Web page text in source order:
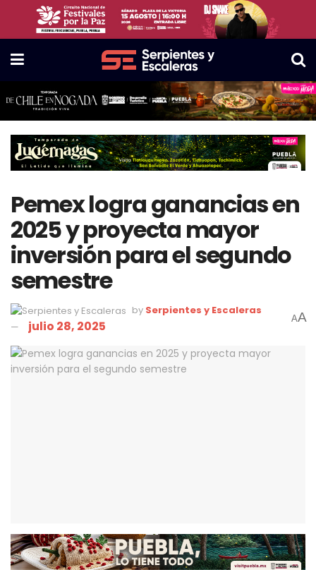
Pemex logra ganancias en
2025 y proyecta mayor
inversión para el segundo
semestre
by Serpientes y Escaleras
julio 28, 2025 AA